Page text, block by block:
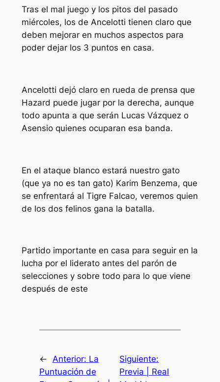
Tras el mal juego y los pitos del pasado
miércoles, los de Ancelotti tienen claro que
deben mejorar en muchos aspectos para
poder dejar los 3 puntos en casa.
Ancelotti dejó claro en rueda de prensa que
Hazard puede jugar por la derecha, aunque
todo apunta a que serán Lucas Vázquez o
Asensio quienes ocuparan esa banda.
En el ataque blanco estará nuestro gato
(que ya no es tan gato) Karim Benzema, que
se enfrentará al Tigre Falcao, veremos quien
de los dos felinos gana la batalla.
Partido importante en casa para seguir en la
lucha por el liderato antes del parón de
selecciones y sobre todo para lo que viene
después de este
← Anterior: La
Puntuación de
Siguiente:
Previa | Real